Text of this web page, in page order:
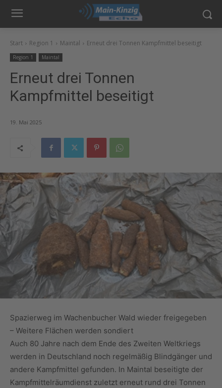
Start Region 1 Maintal Erneut drei Tonnen Kampfmittel beseitigt
Region 1 Maintal
Erneut drei Tonnen
Kampfmittel beseitigt
19. Mai 2025
Spazierweg im Wachenbucher Wald wieder freigegeben
– Weitere Flächen werden sondiert
Auch 80 Jahre nach dem Ende des Zweiten Weltkriegs
werden in Deutschland noch regelmäßig Blindgänger und
andere Kampfmittel gefunden. In Maintal beseitigte der
Kampfmittelräumdienst zuletzt erneut rund drei Tonnen